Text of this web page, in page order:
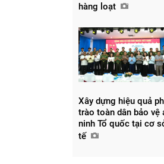
hàng loạt
Xây dựng hiệu quả
trào toàn dân bảo vệ
ninh Tổ quốc tại cơ
tế